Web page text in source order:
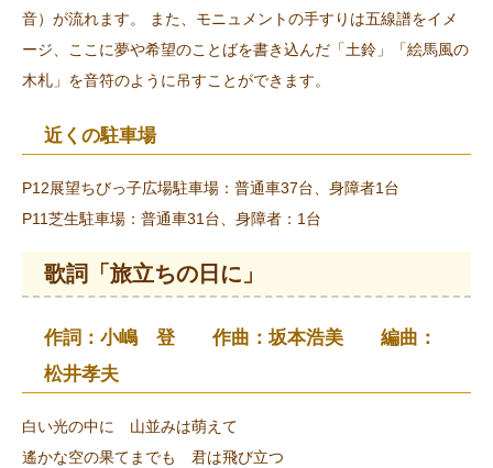
音）が流れます。 また、モニュメントの手すりは五線譜をイメ
ージ、ここに夢や希望のことばを書き込んだ「土鈴」「絵馬風の
木札」を音符のように吊すことができます。
近くの駐車場
P12展望ちびっ子広場駐車場：普通車37台、身障者1台
P11芝生駐車場：普通車31台、身障者：1台
歌詞「旅立ちの日に」
作詞：小嶋 登 作曲：坂本浩美 編曲：
松井孝夫
白い光の中に 山並みは萌えて
遙かな空の果てまでも 君は飛び立つ